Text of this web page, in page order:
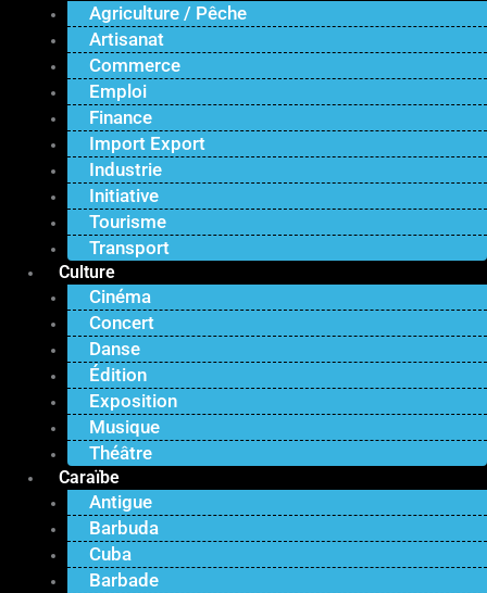
Agriculture / Pêche
Artisanat
Commerce
Emploi
Finance
Import Export
Industrie
Initiative
Tourisme
Transport
Culture
Cinéma
Concert
Danse
Édition
Exposition
Musique
Théâtre
Caraïbe
Antigue
Barbuda
Cuba
Barbade